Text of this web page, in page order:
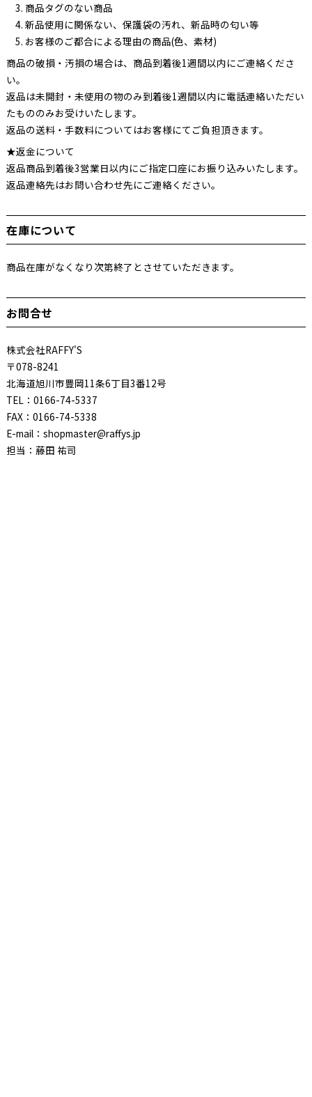
商品タグのない商品
新品使用に関係ない、保護袋の汚れ、新品時の匂い等
お客様のご都合による理由の商品(色、素材)
商品の破損・汚損の場合は、商品到着後1週間以内にご連絡くださ
い。
返品は未開封・未使用の物のみ到着後1週間以内に電話連絡いただい
たもののみお受けいたします。
返品の送料・手数料についてはお客様にてご負担頂きます。
★返金について
返品商品到着後3営業日以内にご指定口座にお振り込みいたします。
返品連絡先はお問い合わせ先にご連絡ください。
在庫について
商品在庫がなくなり次第終了とさせていただきます。
お問合せ
株式会社RAFFY'S
〒078-8241
北海道旭川市豊岡11条6丁目3番12号
TEL：0166-74-5337
FAX：0166-74-5338
E-mail：shopmaster@raffys.jp
担当：藤田 祐司